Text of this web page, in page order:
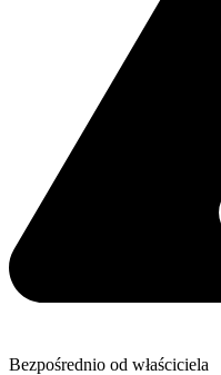
Bezpośrednio od właściciela